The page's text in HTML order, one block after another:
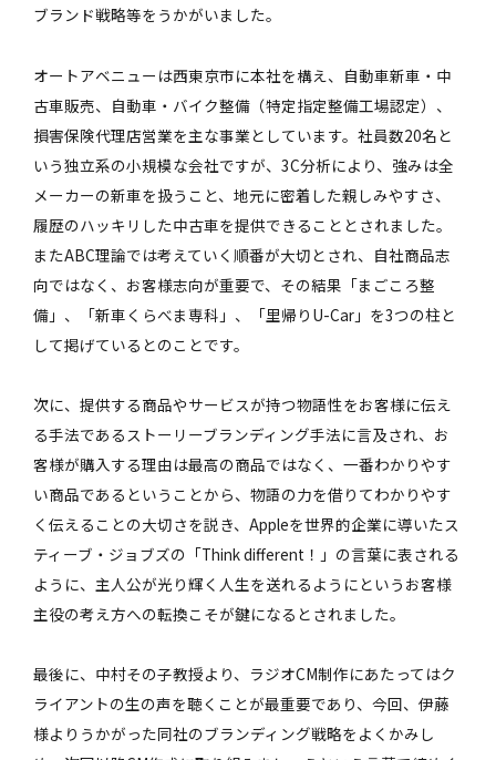
ブランド戦略等をうかがいました。
オートアベニューは西東京市に本社を構え、自動車新車・中
古車販売、自動車・バイク整備（特定指定整備工場認定）、
損害保険代理店営業を主な事業としています。社員数20名と
いう独立系の小規模な会社ですが、3C分析により、強みは全
メーカーの新車を扱うこと、地元に密着した親しみやすさ、
履歴のハッキリした中古車を提供できることとされました。
またABC理論では考えていく順番が大切とされ、自社商品志
向ではなく、お客様志向が重要で、その結果「まごころ整
備」、「新車くらべま専科」、「里帰りU-Car」を3つの柱と
して掲げているとのことです。
次に、提供する商品やサービスが持つ物語性をお客様に伝え
る手法であるストーリーブランディング手法に言及され、お
客様が購入する理由は最高の商品ではなく、一番わかりやす
い商品であるということから、物語の力を借りてわかりやす
く伝えることの大切さを説き、Appleを世界的企業に導いたス
ティーブ・ジョブズの「Think different！」の言葉に表される
ように、主人公が光り輝く人生を送れるようにというお客様
主役の考え方への転換こそが鍵になるとされました。
最後に、中村その子教授より、ラジオCM制作にあたってはク
ライアントの生の声を聴くことが最重要であり、今回、伊藤
様よりうかがった同社のブランディング戦略をよくかみし